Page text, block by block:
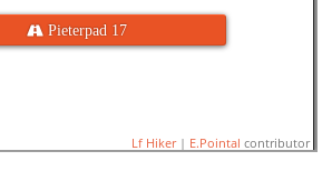
 Pieterpad 17
Lf Hiker| E.Pointal contributor